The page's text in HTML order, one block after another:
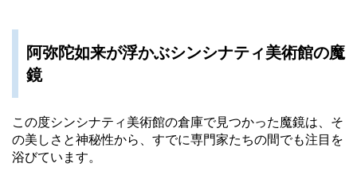
阿弥陀如来が浮かぶシンシナティ美術館の魔
鏡
この度シンシナティ美術館の倉庫で見つかった魔鏡は、そ
の美しさと神秘性から、すでに専門家たちの間でも注目を
浴びています。